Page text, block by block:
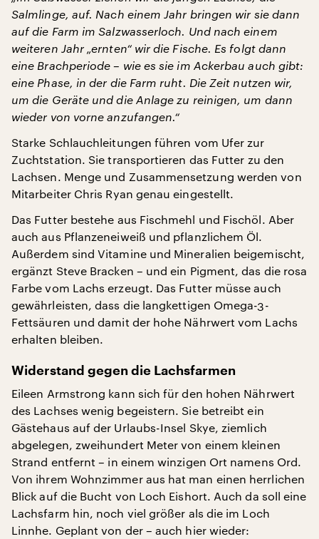
Salmlinge, auf. Nach einem Jahr bringen wir sie dann
auf die Farm im Salzwasserloch. Und nach einem
weiteren Jahr „ernten“ wir die Fische. Es folgt dann
eine Brachperiode – wie es sie im Ackerbau auch gibt:
eine Phase, in der die Farm ruht. Die Zeit nutzen wir,
um die Geräte und die Anlage zu reinigen, um dann
wieder von vorne anzufangen.“
Starke Schlauchleitungen führen vom Ufer zur
Zuchtstation. Sie transportieren das Futter zu den
Lachsen. Menge und Zusammensetzung werden von
Mitarbeiter Chris Ryan genau eingestellt.
Das Futter bestehe aus Fischmehl und Fischöl. Aber
auch aus Pflanzeneiweiß und pflanzlichem Öl.
Außerdem sind Vitamine und Mineralien beigemischt,
ergänzt Steve Bracken – und ein Pigment, das die rosa
Farbe vom Lachs erzeugt. Das Futter müsse auch
gewährleisten, dass die langkettigen Omega-3-
Fettsäuren und damit der hohe Nährwert vom Lachs
erhalten bleiben.
Widerstand gegen die Lachsfarmen
Eileen Armstrong kann sich für den hohen Nährwert
des Lachses wenig begeistern. Sie betreibt ein
Gästehaus auf der Urlaubs-Insel Skye, ziemlich
abgelegen, zweihundert Meter von einem kleinen
Strand entfernt – in einem winzigen Ort namens Ord.
Von ihrem Wohnzimmer aus hat man einen herrlichen
Blick auf die Bucht von Loch Eishort. Auch da soll eine
Lachsfarm hin, noch viel größer als die im Loch
Linnhe. Geplant von der – auch hier wieder: